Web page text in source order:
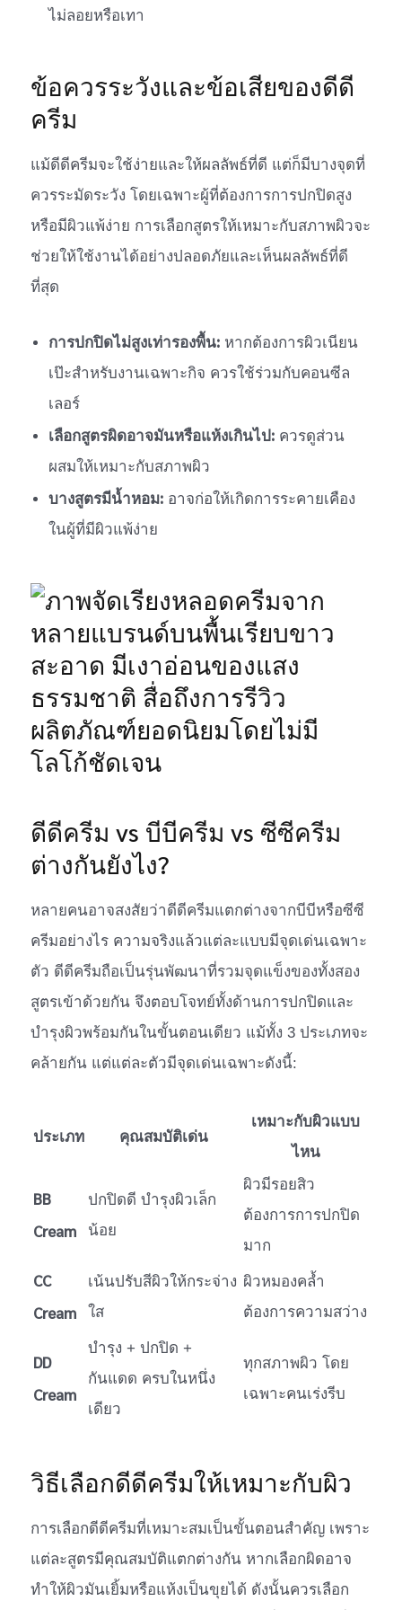
ไม่ลอยหรือเทา
ข้อควรระวังและข้อเสียของดีดี
ครีม
แม้ดีดีครีมจะใช้ง่ายและให้ผลลัพธ์ที่ดี แต่ก็มีบางจุดที่
ควรระมัดระวัง โดยเฉพาะผู้ที่ต้องการการปกปิดสูง
หรือมีผิวแพ้ง่าย การเลือกสูตรให้เหมาะกับสภาพผิวจะ
ช่วยให้ใช้งานได้อย่างปลอดภัยและเห็นผลลัพธ์ที่ดี
ที่สุด
การปกปิดไม่สูงเท่ารองพื้น: หากต้องการผิวเนียน
เป๊ะสำหรับงานเฉพาะกิจ ควรใช้ร่วมกับคอนซีล
เลอร์
เลือกสูตรผิดอาจมันหรือแห้งเกินไป: ควรดูส่วน
ผสมให้เหมาะกับสภาพผิว
บางสูตรมีน้ำหอม: อาจก่อให้เกิดการระคายเคือง
ในผู้ที่มีผิวแพ้ง่าย
ดีดีครีม vs บีบีครีม vs ซีซีครีม
ต่างกันยังไง?
หลายคนอาจสงสัยว่าดีดีครีมแตกต่างจากบีบีหรือซีซี
ครีมอย่างไร ความจริงแล้วแต่ละแบบมีจุดเด่นเฉพาะ
ตัว ดีดีครีมถือเป็นรุ่นพัฒนาที่รวมจุดแข็งของทั้งสอง
สูตรเข้าด้วยกัน จึงตอบโจทย์ทั้งด้านการปกปิดและ
บำรุงผิวพร้อมกันในขั้นตอนเดียว แม้ทั้ง 3 ประเภทจะ
คล้ายกัน แต่แต่ละตัวมีจุดเด่นเฉพาะดังนี้:
ประเภท คุณสมบัติเด่น
เหมาะกับผิวแบบ
ไหน
BB
Cream
ปกปิดดี บำรุงผิวเล็ก
น้อย
ผิวมีรอยสิว
ต้องการการปกปิด
มาก
CC
Cream
เน้นปรับสีผิวให้กระจ่าง
ใส
ผิวหมองคล้ำ
ต้องการความสว่าง
DD
Cream
บำรุง + ปกปิด +
กันแดด ครบในหนึ่ง
เดียว
ทุกสภาพผิว โดย
เฉพาะคนเร่งรีบ
วิธีเลือกดีดีครีมให้เหมาะกับผิว
การเลือกดีดีครีมที่เหมาะสมเป็นขั้นตอนสำคัญ เพราะ
แต่ละสูตรมีคุณสมบัติแตกต่างกัน หากเลือกผิดอาจ
ทำให้ผิวมันเยิ้มหรือแห้งเป็นขุยได้ ดังนั้นควรเลือก